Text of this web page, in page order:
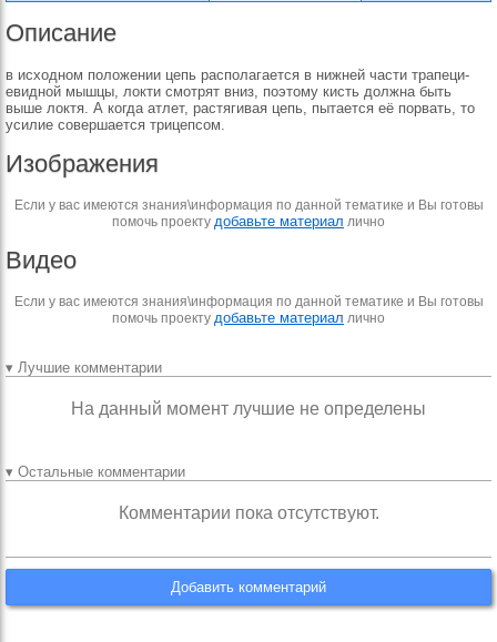
Описание
в исходном по­ложении цепь располагает­ся в нижней части трапеци­
евидной мышцы, локти смотрят вниз, поэтому кисть должна быть
выше локтя. А когда атлет, рас­тягивая цепь, пытается её порвать, то
усилие совер­шается трицепсом.
Изображения
Если у вас имеются знания\информация по данной тематике и Вы готовы
помочь проекту добавьте материал лично
Видео
Если у вас имеются знания\информация по данной тематике и Вы готовы
помочь проекту добавьте материал лично
▾ Лучшие комментарии
На данный момент лучшие не определены
▾ Остальные комментарии
Комментарии пока отсутствуют.
Добавить комментарий